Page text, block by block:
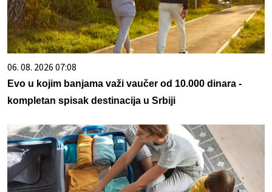
06. 08. 2026 07:08
Evo u kojim banjama važi vaučer od 10.000 dinara -
kompletan spisak destinacija u Srbiji